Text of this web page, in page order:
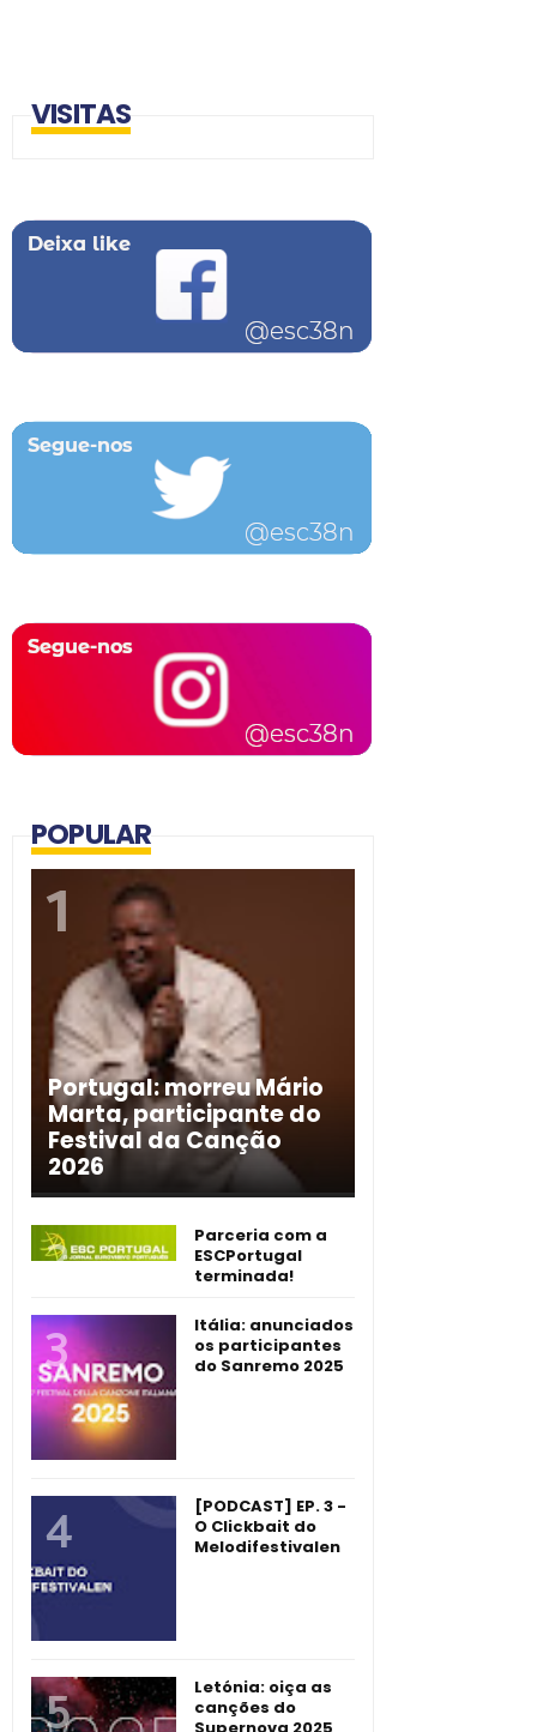
VISITAS
POPULAR
Portugal: morreu Mário
Marta, participante do
Festival da Canção
2026
Parceria com a
ESCPortugal
terminada!
Itália: anunciados
os participantes
do Sanremo 2025
[PODCAST] EP. 3 -
O Clickbait do
Melodifestivalen
Letónia: oiça as
canções do
Supernova 2025